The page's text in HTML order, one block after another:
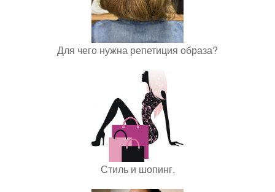
Для чего нужна репетиция образа?
Стиль и шопинг.